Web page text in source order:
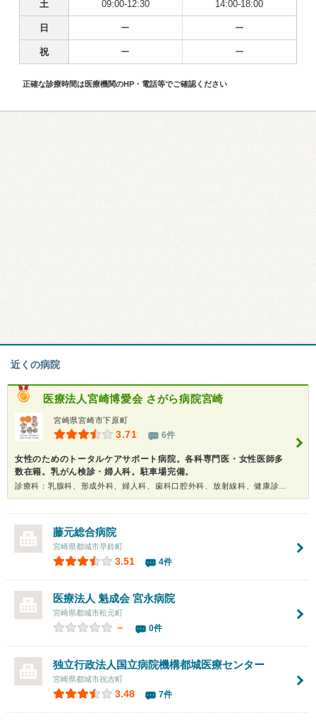
土 09:00-12:30 14:00-18:00
日 ー ー
祝 ー ー
正確な診療時間は医療機関のHP・電話等でご確認ください
近くの病院
医療法人宮崎博愛会 さがら病院宮崎
宮崎県宮崎市下原町
3.71 6件
女性のためのトータルケアサポート病院。各科専門医・女性医師多
数在籍。乳がん検診・婦人科。駐車場完備。
藤元総合病院
宮崎県都城市早鈴町
3.51 4件
医療法人 魁成会宮永病院
宮崎県都城市松元町
－ 0件
独立行政法人国立病院機構都城医療センター
宮崎県都城市祝吉町
3.48 7件